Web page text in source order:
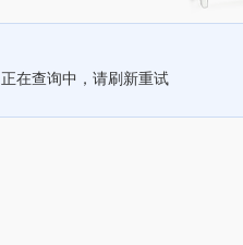
正在查询中，请刷新重试